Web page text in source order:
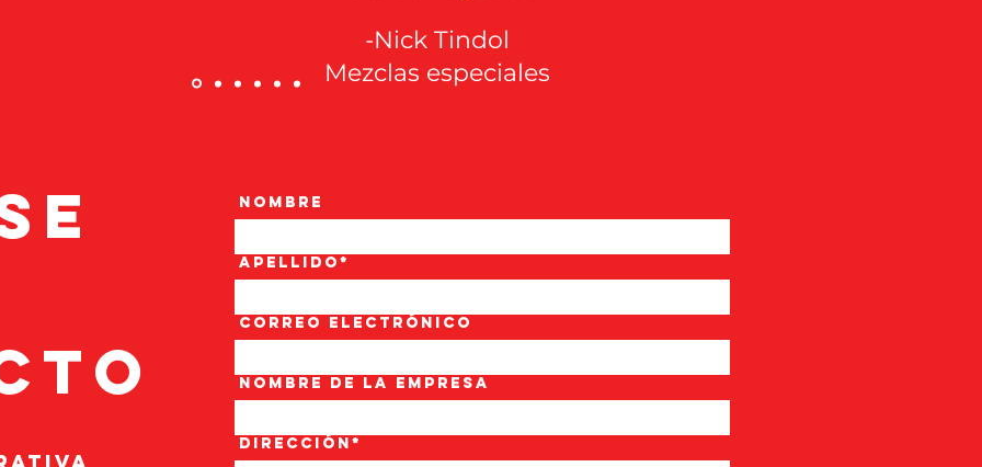
-Nick Tindol
Mezclas especiales
Nombre
Apellido*
Correo electrónico
Nombre de la empresa
Dirección*